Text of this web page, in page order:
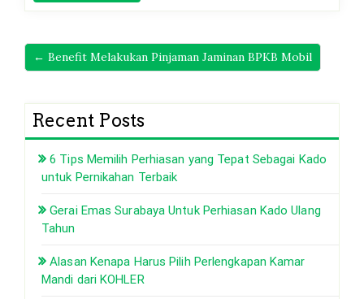
← Benefit Melakukan Pinjaman Jaminan BPKB Mobil
Recent Posts
6 Tips Memilih Perhiasan yang Tepat Sebagai Kado
untuk Pernikahan Terbaik
Gerai Emas Surabaya Untuk Perhiasan Kado Ulang
Tahun
Alasan Kenapa Harus Pilih Perlengkapan Kamar
Mandi dari KOHLER